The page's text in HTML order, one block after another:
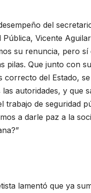
del
Pública, Vicente
su renuncia, pero sí
pilas. Que junto con
correcto del Estado,
autoridades, y que
trabajo de seguridad
a darle paz a la
lamentó que ya